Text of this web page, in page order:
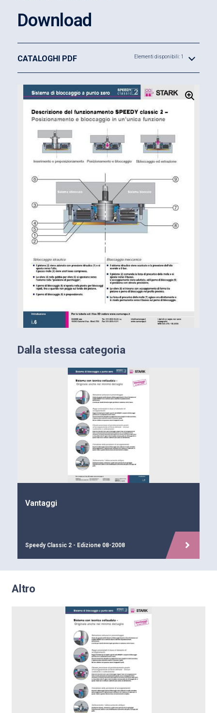
Dalla stessa categoria
Vantaggi
Speedy Classic 2 - Edizione 08-2008
Download
CATALOGHI PDF Elementi disponibili: 1
Altro